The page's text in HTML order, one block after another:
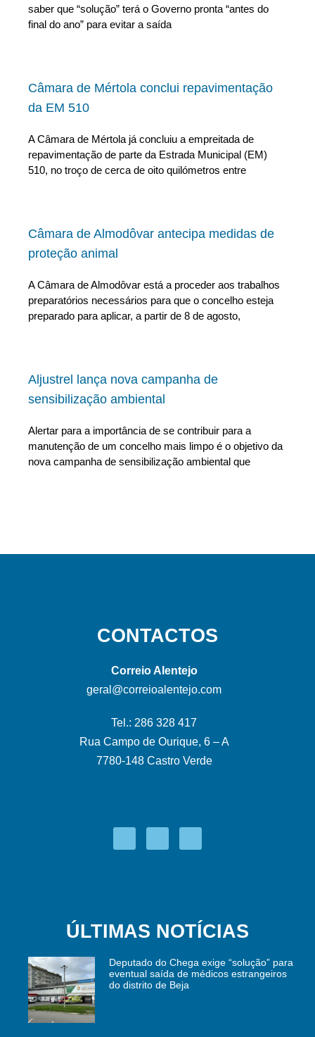
saber que “solução” terá o Governo pronta “antes do
final do ano” para evitar a saída
Câmara de Mértola conclui repavimentação
da EM 510
A Câmara de Mértola já concluiu a empreitada de
repavimentação de parte da Estrada Municipal (EM)
510, no troço de cerca de oito quilómetros entre
Câmara de Almodôvar antecipa medidas de
proteção animal
A Câmara de Almodôvar está a proceder aos trabalhos
preparatórios necessários para que o concelho esteja
preparado para aplicar, a partir de 8 de agosto,
Aljustrel lança nova campanha de
sensibilização ambiental
Alertar para a importância de se contribuir para a
manutenção de um concelho mais limpo é o objetivo da
nova campanha de sensibilização ambiental que
CONTACTOS
Correio Alentejo
geral@correioalentejo.com
Tel.: 286 328 417
Rua Campo de Ourique, 6 – A
7780-148 Castro Verde
ÚLTIMAS NOTÍCIAS
Deputado do Chega exige “solução” para
eventual saída de médicos estrangeiros
do distrito de Beja